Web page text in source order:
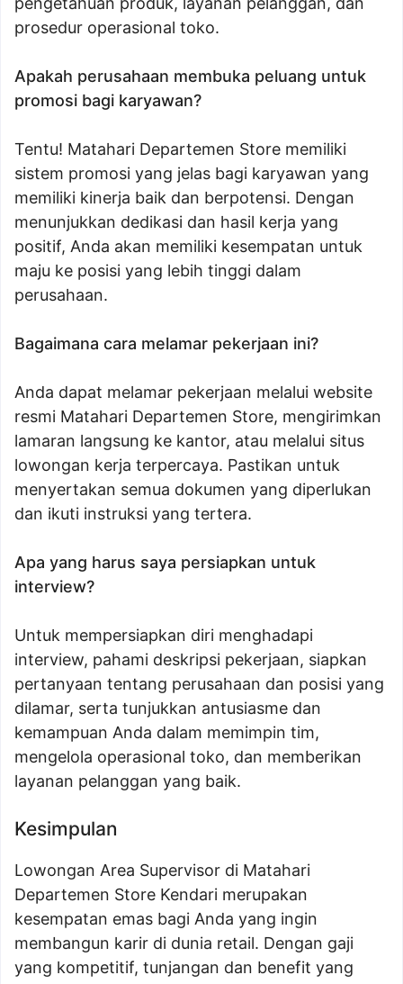
prosedur operasional toko.
Apakah perusahaan membuka peluang untuk
promosi bagi karyawan?
Tentu! Matahari Departemen Store memiliki
sistem promosi yang jelas bagi karyawan yang
memiliki kinerja baik dan berpotensi. Dengan
menunjukkan dedikasi dan hasil kerja yang
positif, Anda akan memiliki kesempatan untuk
maju ke posisi yang lebih tinggi dalam
perusahaan.
Bagaimana cara melamar pekerjaan ini?
Anda dapat melamar pekerjaan melalui website
resmi Matahari Departemen Store, mengirimkan
lamaran langsung ke kantor, atau melalui situs
lowongan kerja terpercaya. Pastikan untuk
menyertakan semua dokumen yang diperlukan
dan ikuti instruksi yang tertera.
Apa yang harus saya persiapkan untuk
interview?
Untuk mempersiapkan diri menghadapi
interview, pahami deskripsi pekerjaan, siapkan
pertanyaan tentang perusahaan dan posisi yang
dilamar, serta tunjukkan antusiasme dan
kemampuan Anda dalam memimpin tim,
mengelola operasional toko, dan memberikan
layanan pelanggan yang baik.
Kesimpulan
Lowongan Area Supervisor di Matahari
Departemen Store Kendari merupakan
kesempatan emas bagi Anda yang ingin
membangun karir di dunia retail. Dengan gaji
yang kompetitif, tunjangan dan benefit yang